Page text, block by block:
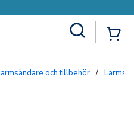
Larmsändare och tillbehör /